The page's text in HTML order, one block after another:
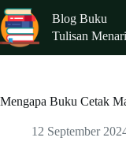
Skip
to
content
Blog Buku
Tulisan
Mengapa Buku Cetak
12 September